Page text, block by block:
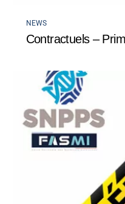
NEWS
Contractuels –